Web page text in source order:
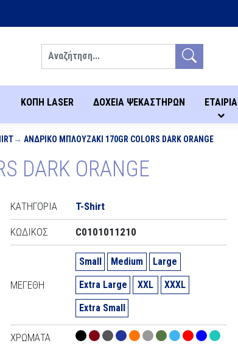
ΚΟΠΗ LASER ΔΟΧΕΙΑ ΨΕΚΑΣΤΗΡΩΝ ΕΤΑΙΡΙΑ
ΑΝΔΡΙΚΌ ΜΠΛΟΥΖΆΚΙ 170GR COLORS DARK ORANGE
DARK ORANGE
ΚΑΤΗΓΟΡΊΑ T-Shirt
ΚΩΔΙΚΌΣ C0101011210
ΜΕΓΈΘΗ
Small Medium
Large
Extra Large
XXL
XXXL
Extra Small
ΧΡΏΜΑΤΑ